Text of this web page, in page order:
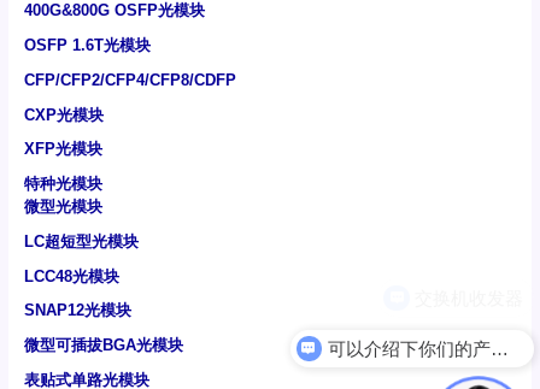
400G&800G OSFP光模块
OSFP 1.6T光模块
CFP/CFP2/CFP4/CFP8/CDFP
CXP光模块
XFP光模块
特种光模块
微型光模块
LC超短型光模块
LCC48光模块
SNAP12光模块
微型可插拔BGA光模块
表贴式单路光模块
可以介绍下你们的产品么